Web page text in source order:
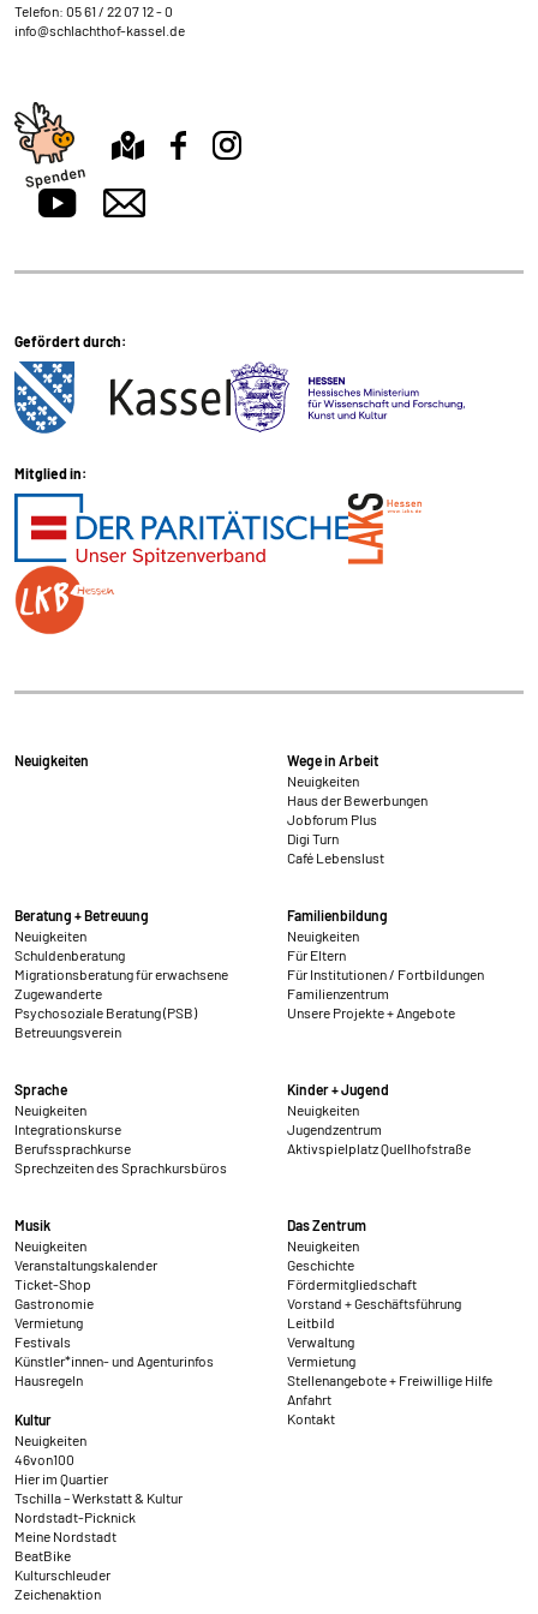
Telefon: 05 61 / 22 07 12 - 0
info@schlachthof-kassel.de
Gefördert durch:
Mitglied in:
Neuigkeiten
Wege in Arbeit
Neuigkeiten
Haus der Bewerbungen
Jobforum Plus
Digi Turn
Café Lebenslust
Beratung + Betreuung
Neuigkeiten
Schuldenberatung
Migrationsberatung für erwachsene
Zugewanderte
Psychosoziale Beratung (PSB)
Betreuungsverein
Familienbildung
Neuigkeiten
Für Eltern
Für Institutionen / Fortbildungen
Familienzentrum
Unsere Projekte + Angebote
Sprache
Neuigkeiten
Integrationskurse
Berufssprachkurse
Sprechzeiten des Sprachkursbüros
Kinder + Jugend
Neuigkeiten
Jugendzentrum
Aktivspielplatz Quellhofstraße
Musik
Neuigkeiten
Veranstaltungskalender
Ticket-Shop
Gastronomie
Vermietung
Festivals
Künstler*innen- und Agenturinfos
Hausregeln
Kultur
Neuigkeiten
46von100
Hier im Quartier
Tschilla – Werkstatt & Kultur
Nordstadt-Picknick
Meine Nordstadt
BeatBike
Kulturschleuder
Zeichenaktion
Das Zentrum
Neuigkeiten
Geschichte
Fördermitgliedschaft
Vorstand + Geschäftsführung
Leitbild
Verwaltung
Vermietung
Stellenangebote + Freiwillige Hilfe
Anfahrt
Kontakt
externen Medien Cookies gesetzt.
_ga, _gid, _gat_*, test_cookie
Anbieter:
Google Ireland Limited Gordon House, Barrow
1 Tag, _ga 2 Jahre